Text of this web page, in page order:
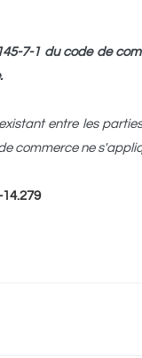
7-1 du code de
entre les
commerce ne
14.279